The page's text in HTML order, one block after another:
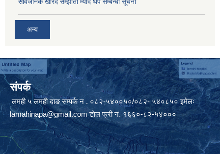
सार्वजनिक खरिद सम्झौता म्याद थप सम्बन्धी सूचना
अन्य
संपर्क
लमही ५ लमही दाङ सम्पर्क न . ०८२-५४००५०/०८२- ५४०८५० इमेलः
lamahinapa@gmail.comटाेल फ्री नं. १६६०-८२-५४०००